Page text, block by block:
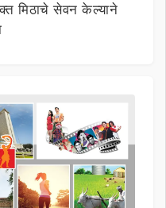
मिठाचे सेवन केल्याने